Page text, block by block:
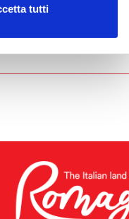
tutti